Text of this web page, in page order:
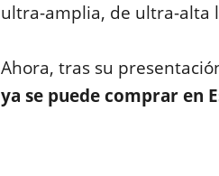
ultra-amplia, de ultra-alta
Ahora, tras su
ya se puede comprar en